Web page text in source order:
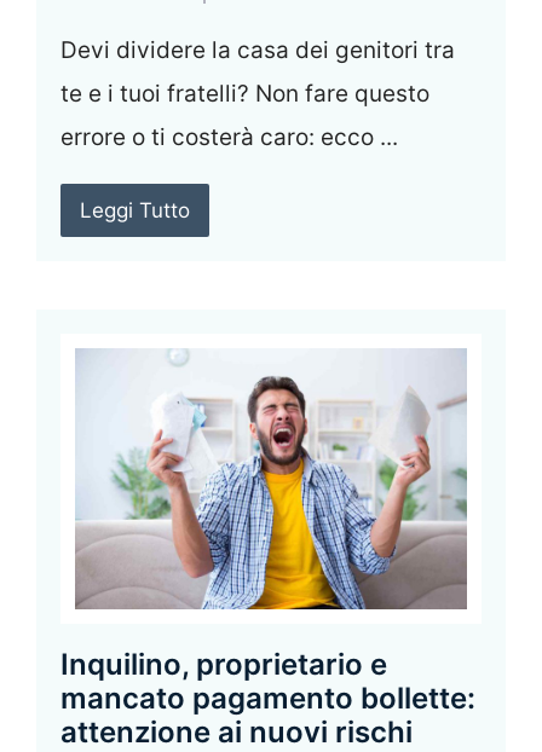
Devi dividere la casa dei genitori tra
te e i tuoi fratelli? Non fare questo
errore o ti costerà caro: ecco ...
Leggi Tutto
Inquilino, proprietario e
mancato pagamento bollette:
attenzione ai nuovi rischi